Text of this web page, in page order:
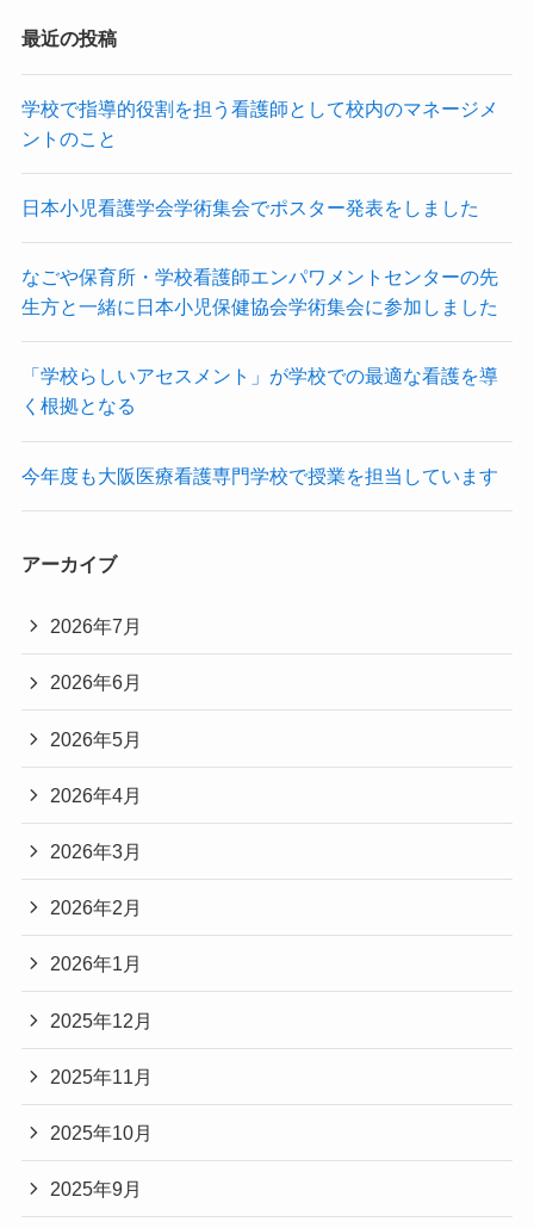
最近の投稿
学校で指導的役割を担う看護師として校内のマネージメ
ントのこと
日本小児看護学会学術集会でポスター発表をしました
なごや保育所・学校看護師エンパワメントセンターの先
生方と一緒に日本小児保健協会学術集会に参加しました
「学校らしいアセスメント」が学校での最適な看護を導
く根拠となる
今年度も大阪医療看護専門学校で授業を担当しています
アーカイブ
2026年7月
2026年6月
2026年5月
2026年4月
2026年3月
2026年2月
2026年1月
2025年12月
2025年11月
2025年10月
2025年9月